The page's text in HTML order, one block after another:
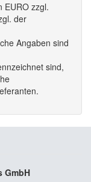
EURO zzgl.
der
Angaben sind
sind,
GmbH